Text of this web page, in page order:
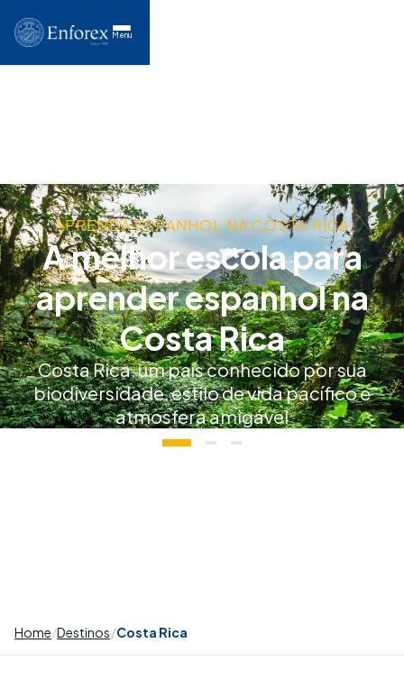
Menu
APRENDA ESPANHOL NA COSTA RICA
A melhor escola para
aprender espanhol na
Costa Rica
Costa Rica, um país conhecido por sua
biodiversidade, estilo de vida pacífico e
atmosfera amigável
Home Destinos Costa Rica